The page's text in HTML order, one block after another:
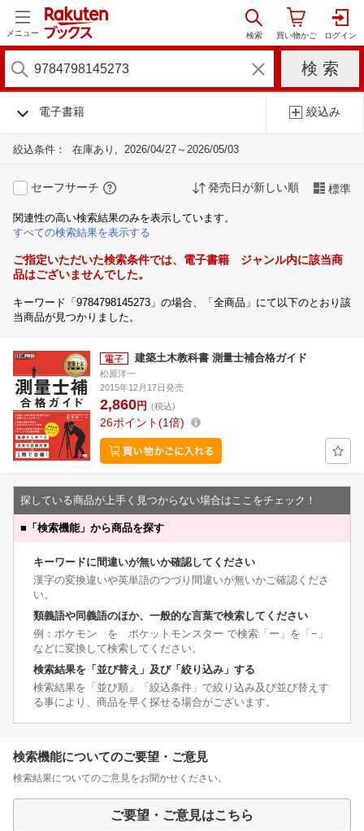
メニュー
電子書籍 絞込み
絞込条件： 在庫あり 2026/04/27～2026/05/03
セーフサーチ 発売日が新しい順 標準
関連性の高い検索結果のみを表示しています。
すべての検索結果を表示する
ご指定いただいた検索条件では、電子書籍 ジャンル内に該当商
品はございませんでした。
キーワード「9784798145273」の場合、「全商品」にて以下のとおり該
当商品が見つかりました。
建築土木教科書 測量士補合格ガイド
松原洋一
2015年12月17日発売
2,860円 (税込)
26ポイント 1倍
探している商品が上手く見つからない場合はここをチェック！
■ 「検索機能」から商品を探す
キーワードに間違いが無いか確認してください
漢字の変換違いや英単語のつづり間違いが無いかご確認くださ
い。
類義語や同義語のほか、一般的な言葉で検索してください
例：ポケモン を ポケットモンスター で検索「ー」を「−」
などに変換して検索してください。
検索結果を「並び替え」及び「絞り込み」する
検索結果を「並び順」「絞込条件」で絞り込み及び並び替えす
る事により、商品を早く探せる場合がございます。
検索機能についてのご要望・ご意見
検索結果についてのご意見をお聞かせください。
ご要望・ご意見はこちら